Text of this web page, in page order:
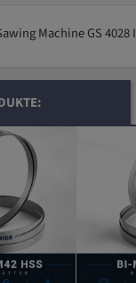
Machine GS 4028 I